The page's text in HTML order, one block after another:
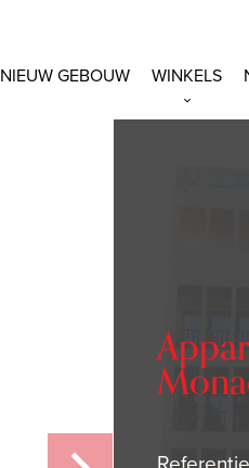
NIEUW GEBOUW WINKELS